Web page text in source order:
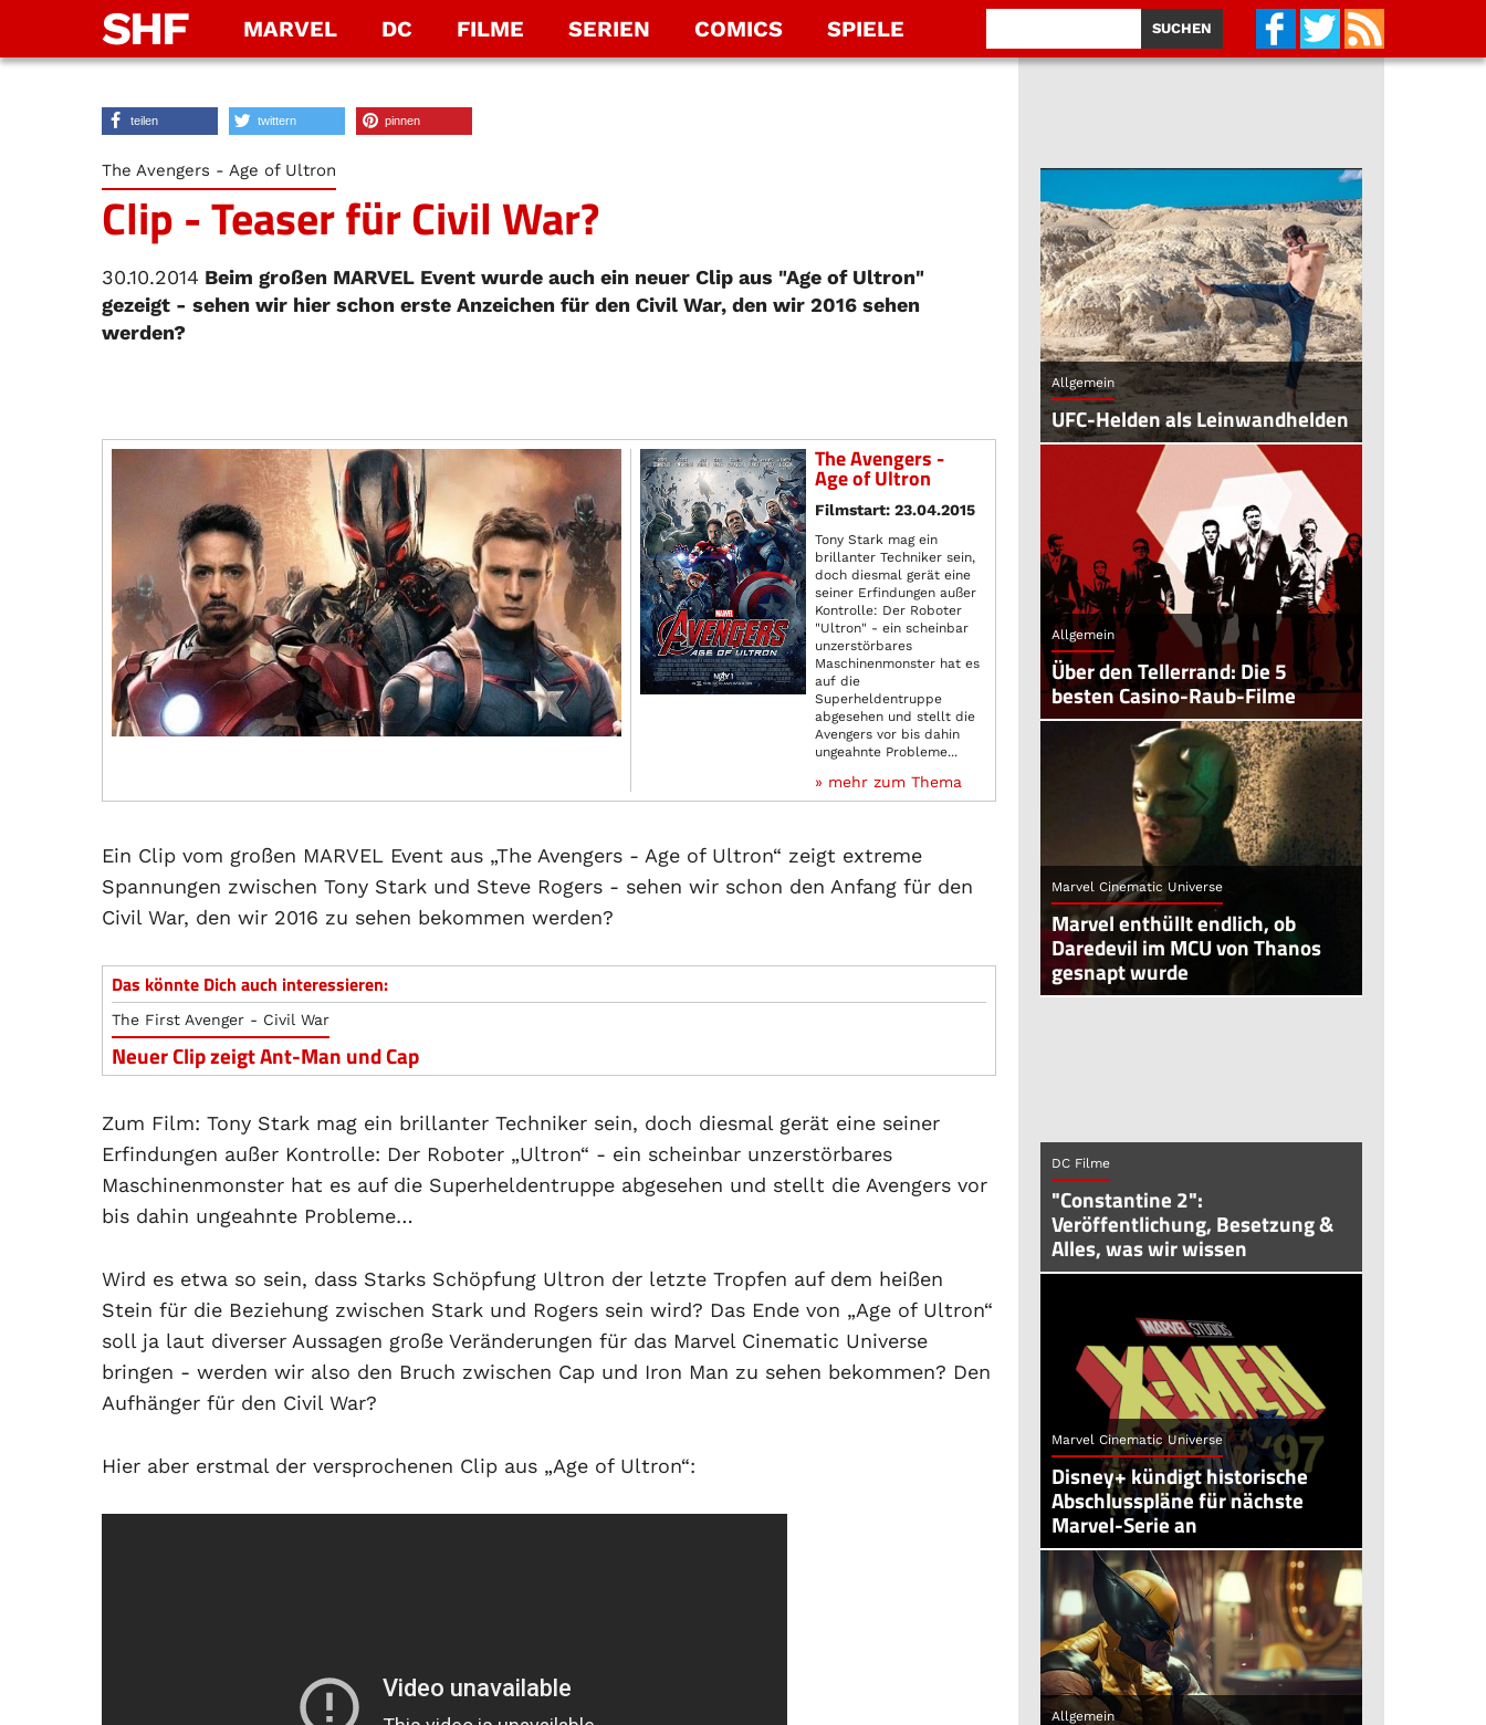
SHF MARVEL DC FILME SERIEN COMICS SPIELE
teilen twittern pinnen
The Avengers - Age of Ultron
Clip - Teaser für Civil War?
30.10.2014 Beim großen MARVEL Event wurde auch ein neuer Clip aus "Age of Ultron"
gezeigt - sehen wir hier schon erste Anzeichen für den Civil War, den wir 2016 sehen
werden?
The Avengers -
Age of Ultron
Filmstart: 23.04.2015
Tony Stark mag ein
brillanter Techniker sein,
doch diesmal gerät eine
seiner Erfindungen außer
Kontrolle: Der Roboter
"Ultron" - ein scheinbar
unzerstörbares
Maschinenmonster hat es
auf die
Superheldentruppe
abgesehen und stellt die
Avengers vor bis dahin
ungeahnte Probleme...
» mehr zum Thema
Ein Clip vom großen MARVEL Event aus „The Avengers - Age of Ultron“ zeigt extreme
Spannungen zwischen Tony Stark und Steve Rogers - sehen wir schon den Anfang für den
Civil War, den wir 2016 zu sehen bekommen werden?
Das könnte Dich auch interessieren:
The First Avenger - Civil War
Neuer Clip zeigt Ant-Man und Cap
Zum Film: Tony Stark mag ein brillanter Techniker sein, doch diesmal gerät eine seiner
Erfindungen außer Kontrolle: Der Roboter „Ultron“ - ein scheinbar unzerstörbares
Maschinenmonster hat es auf die Superheldentruppe abgesehen und stellt die Avengers vor
bis dahin ungeahnte Probleme…
Wird es etwa so sein, dass Starks Schöpfung Ultron der letzte Tropfen auf dem heißen
Stein für die Beziehung zwischen Stark und Rogers sein wird? Das Ende von „Age of Ultron“
soll ja laut diverser Aussagen große Veränderungen für das Marvel Cinematic Universe
bringen - werden wir also den Bruch zwischen Cap und Iron Man zu sehen bekommen? Den
Aufhänger für den Civil War?
Hier aber erstmal der versprochenen Clip aus „Age of Ultron“:
Allgemein
UFC-Helden als Leinwandhelden
Allgemein
Über den Tellerrand: Die 5
besten Casino-Raub-Filme
Marvel Cinematic Universe
Marvel enthüllt endlich, ob
Daredevil im MCU von Thanos
gesnapt wurde
DC Filme
"Constantine 2":
Veröffentlichung, Besetzung &
Alles, was wir wissen
Marvel Cinematic Universe
Disney+ kündigt historische
Abschlusspläne für nächste
Marvel-Serie an
Allgemein